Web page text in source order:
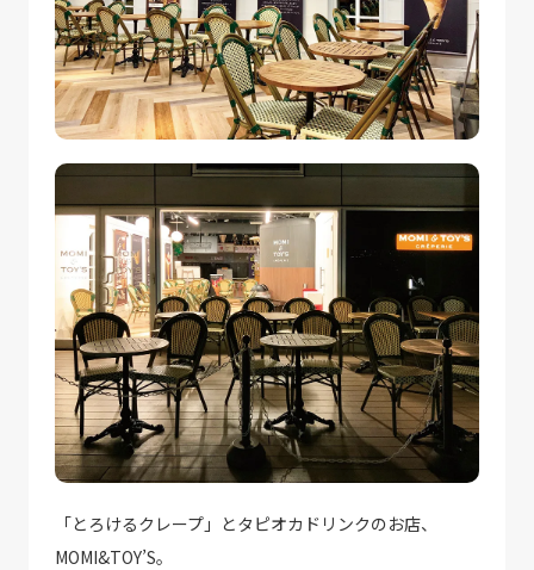
「とろけるクレープ」とタピオカドリンクのお店、
MOMI&TOY’S。